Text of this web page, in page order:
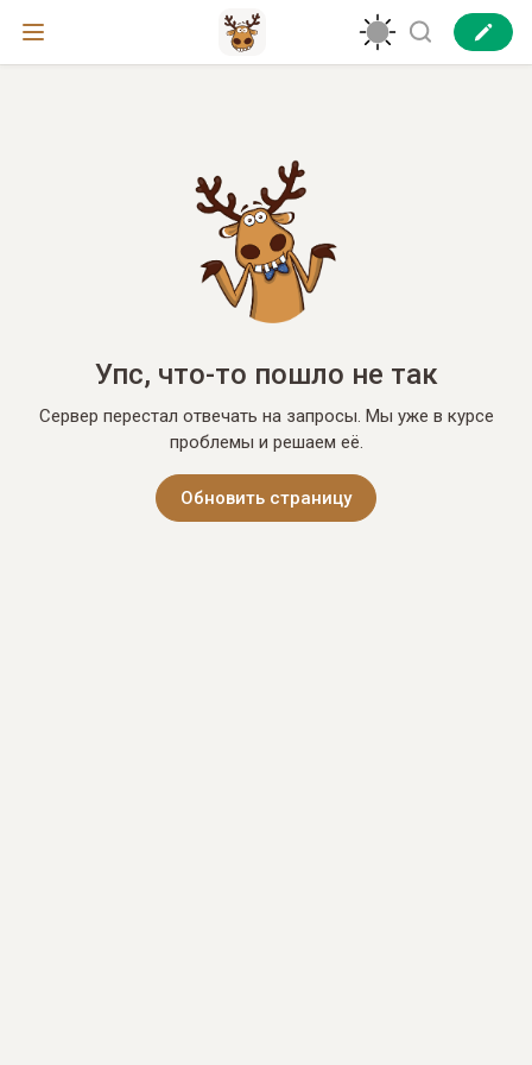
Упс, что-то пошло не так
Сервер перестал отвечать на запросы. Мы уже в курсе
проблемы и решаем её.
Обновить страницу